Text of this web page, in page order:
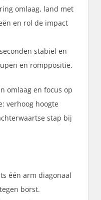
omlaag, land met
en rol de impact
stabiel en
en romppositie.
omlaag en focus op
verhoog hoogte
stap bij
één arm diagonaal
borst.